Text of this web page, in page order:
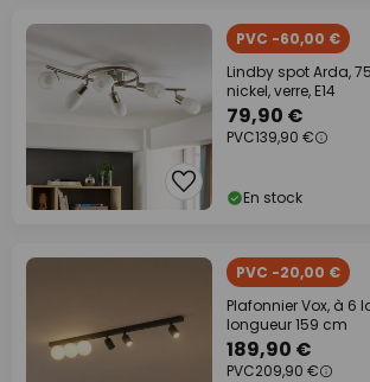
PVC -60,00 €
Lindby spot Arda,
nickel, verre, E14
79,90 €
PVC139,90 €
En stock
PVC -20,00 €
Plafonnier Vox, à 6
longueur 159 cm
189,90 €
PVC209,90 €